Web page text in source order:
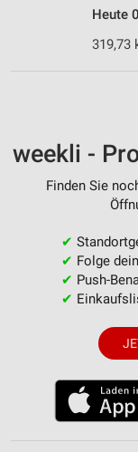
Heute
319,73
weekli -
Finden Sie
✔
✔ Folge
✔ Push-
✔